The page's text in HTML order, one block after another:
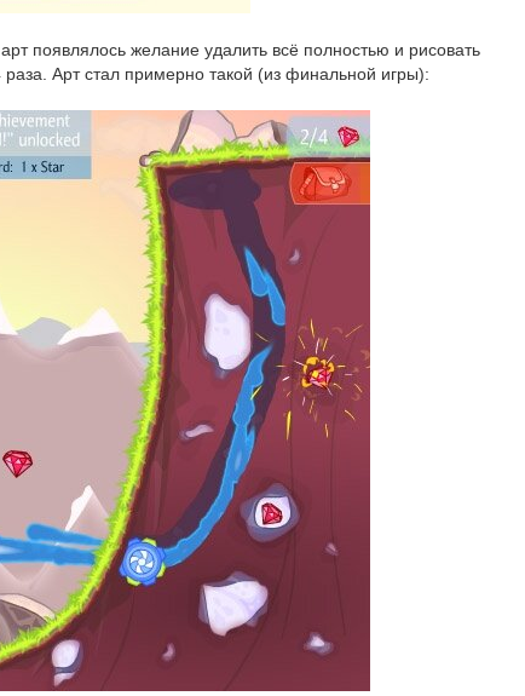
появлялось желание удалить всё полностью и рисовать
Арт стал примерно такой (из финальной игры):